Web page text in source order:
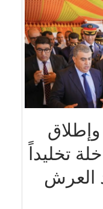
وإطلاق
تخليداً